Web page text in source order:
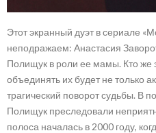
Этот экранный дуэт в сериале
неподражаем: Анастасия
Полищук в роли ее мамы. Кто же
объединять их будет не только
трагический поворот судьбы. В
Полищук преследовали
полоса началась в 2000 году,